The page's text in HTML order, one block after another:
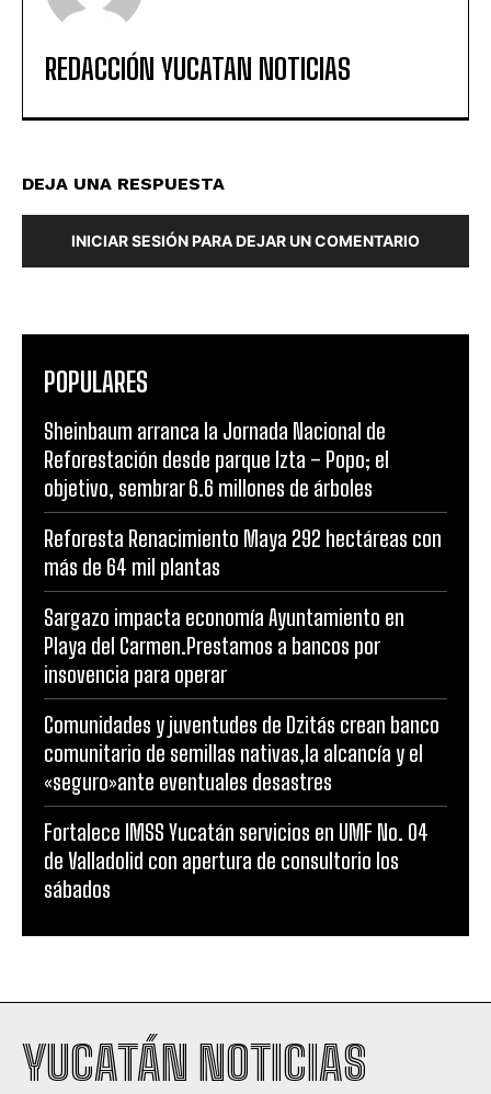
REDACCIÓN YUCATAN NOTICIAS
DEJA UNA RESPUESTA
INICIAR SESIÓN PARA DEJAR UN COMENTARIO
POPULARES
Sheinbaum arranca la Jornada Nacional de
Reforestación desde parque Izta – Popo; el
objetivo, sembrar 6.6 millones de árboles
Reforesta Renacimiento Maya 292 hectáreas con
más de 64 mil plantas
Sargazo impacta economía Ayuntamiento en
Playa del Carmen.Prestamos a bancos por
insovencia para operar
Comunidades y juventudes de Dzitás crean banco
comunitario de semillas nativas,la alcancía y el
«seguro»ante eventuales desastres
Fortalece IMSS Yucatán servicios en UMF No. 04
de Valladolid con apertura de consultorio los
sábados
YUCATÁN NOTICIAS